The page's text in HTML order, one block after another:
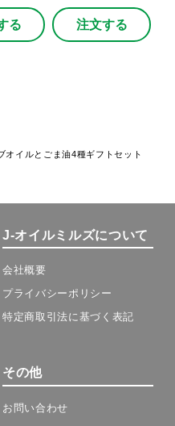
る 注文する
イルとごま油4種ギフトセット
J-オイルミルズについて
会社概要
プライバシーポリシー
特定商取引法に基づく表記
その他
お問い合わせ